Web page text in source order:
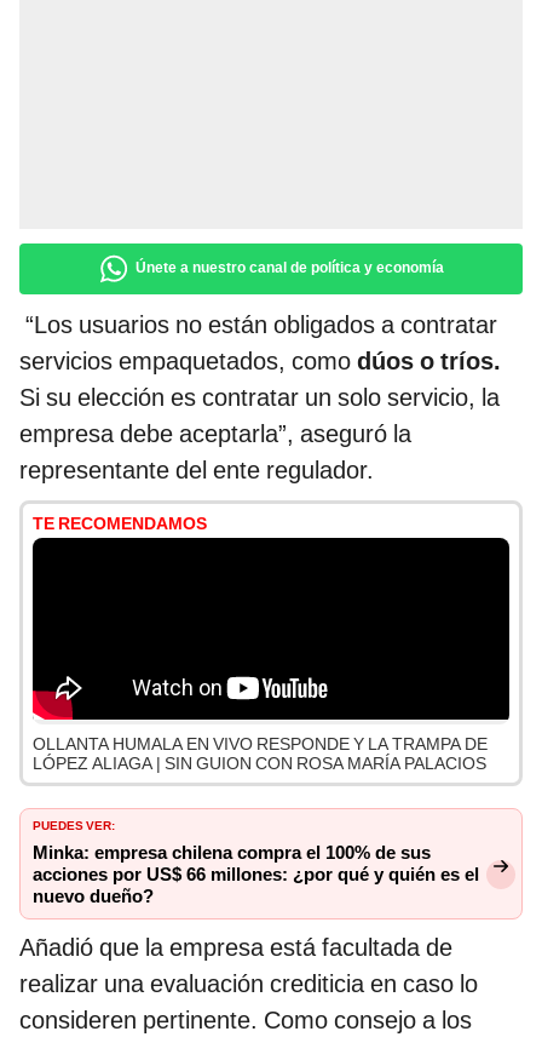
Únete a nuestro canal de política y economía
“Los usuarios no están obligados a contratar
servicios empaquetados, como dúos o tríos.
Si su elección es contratar un solo servicio, la
empresa debe aceptarla”, aseguró la
representante del ente regulador.
TE RECOMENDAMOS
OLLANTA HUMALA EN VIVO RESPONDE Y LA TRAMPA DE
LÓPEZ ALIAGA | SIN GUION CON ROSA MARÍA PALACIOS
PUEDES VER:
Minka: empresa chilena compra el 100% de sus
acciones por US$ 66 millones: ¿por qué y quién es el
nuevo dueño?
Añadió que la empresa está facultada de
realizar una evaluación crediticia en caso lo
consideren pertinente. Como consejo a los